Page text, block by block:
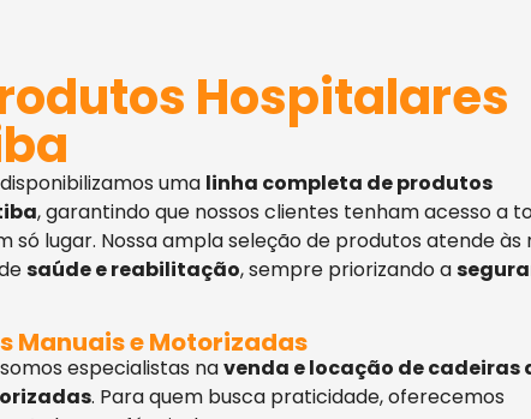
Hospitalares
uma linha completa de produtos
, garantindo que nossos clientes tenham acesso a
só lugar. Nossa ampla seleção de produtos atende às
saúde e reabilitação, sempre priorizando a
Manuais e Motorizadas
especialistas navenda e locação de cadeiras
. Para quem busca praticidade, oferecemos